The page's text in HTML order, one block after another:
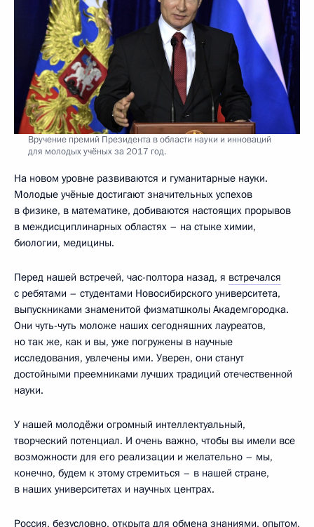
Вручение премий Президента в области науки и инноваций
для молодых учёных за 2017 год.
На новом уровне развиваются и гуманитарные науки.
Молодые учёные достигают значительных успехов
в физике, в математике, добиваются настоящих прорывов
в междисциплинарных областях – на стыке химии,
биологии, медицины.
Перед нашей встречей, час-полтора назад, я встречался
с ребятами – студентами Новосибирского университета,
выпускниками знаменитой физматшколы Академгородка.
Они чуть-чуть моложе наших сегодняшних лауреатов,
но так же, как и вы, уже погружены в научные
исследования, увлечены ими. Уверен, они станут
достойными преемниками лучших традиций отечественной
науки.
У нашей молодёжи огромный интеллектуальный,
творческий потенциал. И очень важно, чтобы вы имели все
возможности для его реализации и желательно – мы,
конечно, будем к этому стремиться – в нашей стране,
в наших университетах и научных центрах.
Россия, безусловно, открыта для обмена знаниями, опытом,